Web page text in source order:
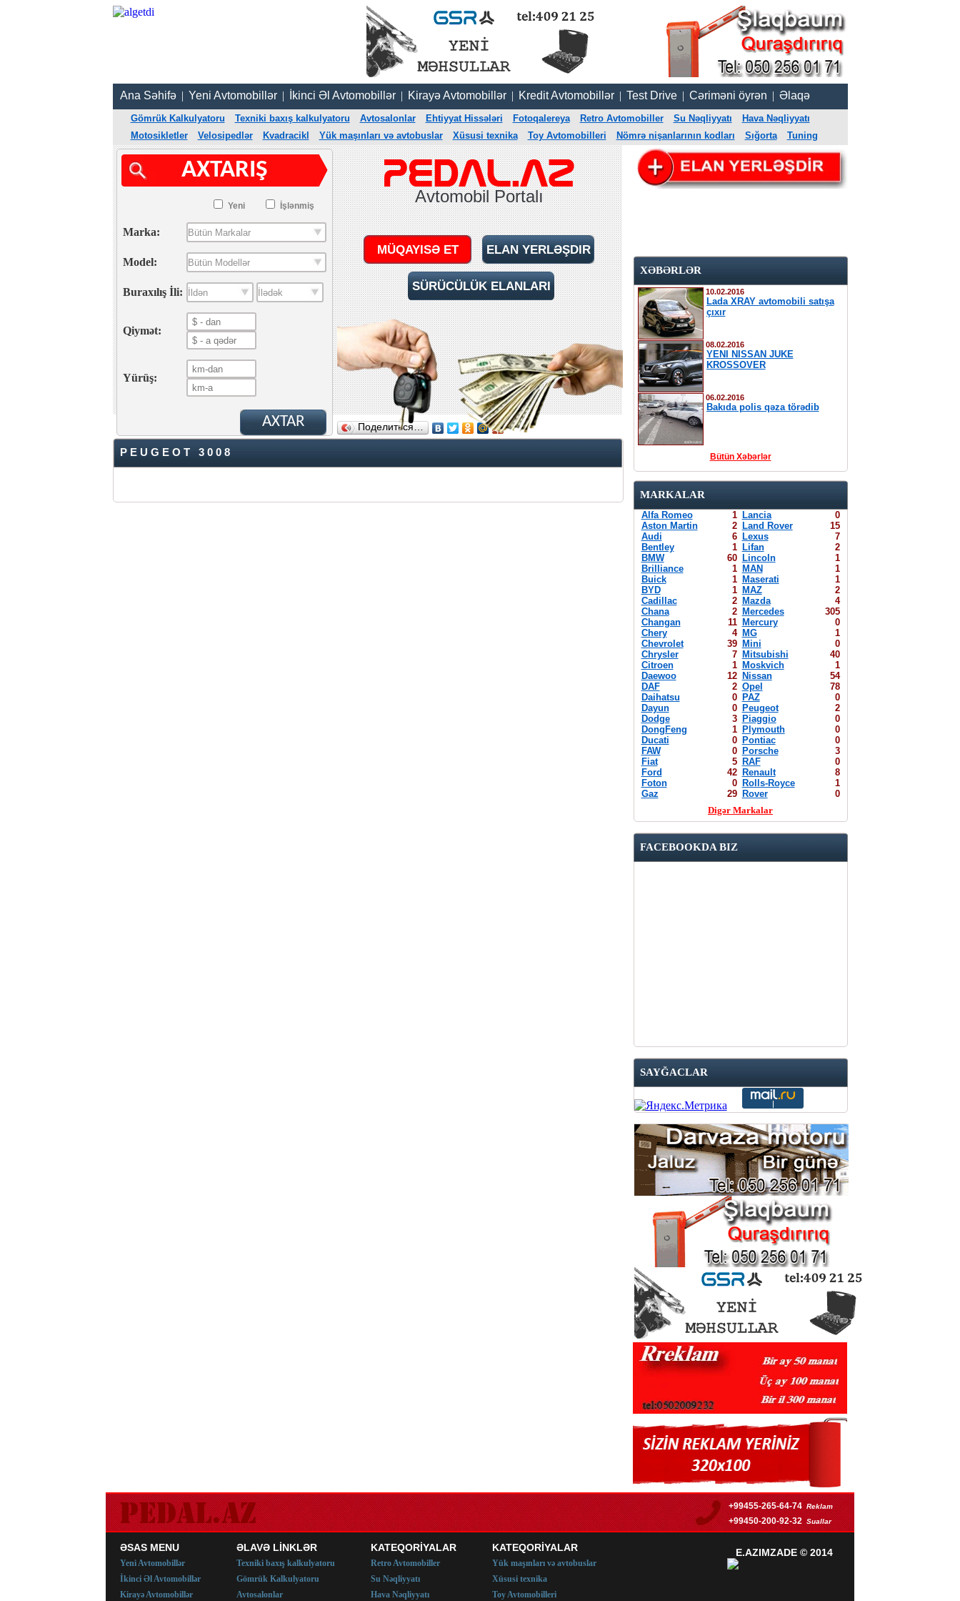
Ana Səhifə | Yeni Avtomobillər | İkinci Əl Avtomobillər | Kirayə Avtomobillər | Kredit Avtomobillər | Test Drive | Cəriməni öyrən | Əlaqə
Gömrük Kalkulyatoru Texniki baxış kalkulyatoru Avtosalonlar Ehtiyyat Hissələri Fotoqalereya Retro Avtomobiller Su Nəqliyyatı
Hava Nəqliyyatı
Motosikletler
Velosipedlər Kvadracikl Yük maşınları və avtobuslar Xüsusi texnika Toy Avtomobilleri Nömrə nişanlarının kodları Sığorta Tuning
AXTARIŞ
İşlənmiş
Yeni
Marka:
Model:
Buraxılış İli:
Qiymət:
Yürüş:
Avtomobil Portalı
Поделиться…
PEUGEOT 3008
XƏBƏRLƏR
10.02.2016
Lada XRAY avtomobili satışa
çıxır
08.02.2016
YENI NISSAN JUKE
KROSSOVER
06.02.2016
Bakıda polis qəza törədib
Bütün Xəbərlər
MARKALAR
Alfa Romeo
1
Aston Martin
2
Audi
6
Bentley
1
BMW
60
Brilliance
1
Buick
1
BYD
1
Cadillac
2
Chana
2
Changan
11
Chery
4
Chevrolet
39
Chrysler
7
Citroen
1
Daewoo
12
DAF
2
Daihatsu
0
Dayun
0
Dodge
3
DongFeng
1
Ducati
0
FAW
0
Fiat
5
Ford
42
Foton
0
Gaz
29
Lancia
0
Land Rover
15
Lexus
7
Lifan
2
Lincoln
1
MAN
1
Maserati
1
MAZ
2
Mazda
4
Mercedes
305
Mercury
0
MG
1
Mini
0
Mitsubishi
40
Moskvich
1
Nissan
54
Opel
78
PAZ
0
Peugeot
2
Piaggio
0
Plymouth
0
Pontiac
0
Porsche
3
RAF
0
Renault
8
Rolls-Royce
1
Rover
0
Digər Markalar
FACEBOOKDA BIZ
SAYĞACLAR
+99455-265-64-74 Reklam
+99450-200-92-32 Suallar
ƏSAS MENU
Yeni Avtomobillər
İkinci Əl Avtomobillər
Kirayə Avtomobillər
ƏLAVƏ LİNKLƏR
Texniki baxış kalkulyatoru
Gömrük Kalkulyatoru
Avtosalonlar
KATEQORİYALAR
Retro Avtomobiller
Su Nəqliyyatı
Hava Nəqliyyatı
KATEQORİYALAR
Yük maşınları və avtobuslar
Xüsusi texnika
Toy Avtomobilleri
E.AZIMZADE © 2014